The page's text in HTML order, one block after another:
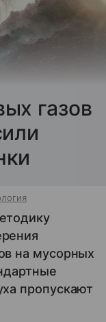
газов
на мусорных
пропускают